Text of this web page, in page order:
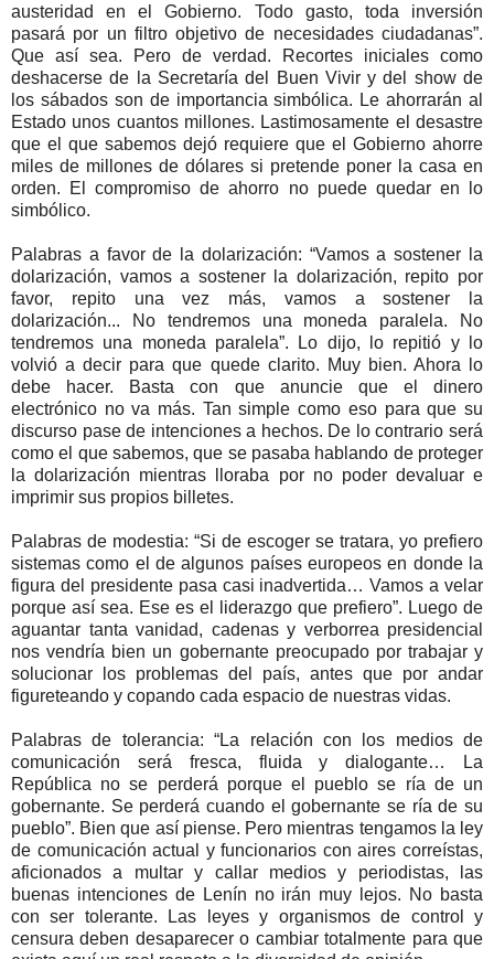
austeridad en el Gobierno. Todo gasto, toda inversión
pasará por un filtro objetivo de necesidades ciudadanas”.
Que así sea. Pero de verdad. Recortes iniciales como
deshacerse de la Secretaría del Buen Vivir y del show de
los sábados son de importancia simbólica. Le ahorrarán al
Estado unos cuantos millones. Lastimosamente el desastre
que el que sabemos dejó requiere que el Gobierno ahorre
miles de millones de dólares si pretende poner la casa en
orden. El compromiso de ahorro no puede quedar en lo
simbólico.
Palabras a favor de la dolarización: “Vamos a sostener la
dolarización, vamos a sostener la dolarización, repito por
favor, repito una vez más, vamos a sostener la
dolarización... No tendremos una moneda paralela. No
tendremos una moneda paralela”. Lo dijo, lo repitió y lo
volvió a decir para que quede clarito. Muy bien. Ahora lo
debe hacer. Basta con que anuncie que el dinero
electrónico no va más. Tan simple como eso para que su
discurso pase de intenciones a hechos. De lo contrario será
como el que sabemos, que se pasaba hablando de proteger
la dolarización mientras lloraba por no poder devaluar e
imprimir sus propios billetes.
Palabras de modestia: “Si de escoger se tratara, yo prefiero
sistemas como el de algunos países europeos en donde la
figura del presidente pasa casi inadvertida… Vamos a velar
porque así sea. Ese es el liderazgo que prefiero”. Luego de
aguantar tanta vanidad, cadenas y verborrea presidencial
nos vendría bien un gobernante preocupado por trabajar y
solucionar los problemas del país, antes que por andar
figureteando y copando cada espacio de nuestras vidas.
Palabras de tolerancia: “La relación con los medios de
comunicación será fresca, fluida y dialogante… La
República no se perderá porque el pueblo se ría de un
gobernante. Se perderá cuando el gobernante se ría de su
pueblo”. Bien que así piense. Pero mientras tengamos la ley
de comunicación actual y funcionarios con aires correístas,
aficionados a multar y callar medios y periodistas, las
buenas intenciones de Lenín no irán muy lejos. No basta
con ser tolerante. Las leyes y organismos de control y
censura deben desaparecer o cambiar totalmente para que